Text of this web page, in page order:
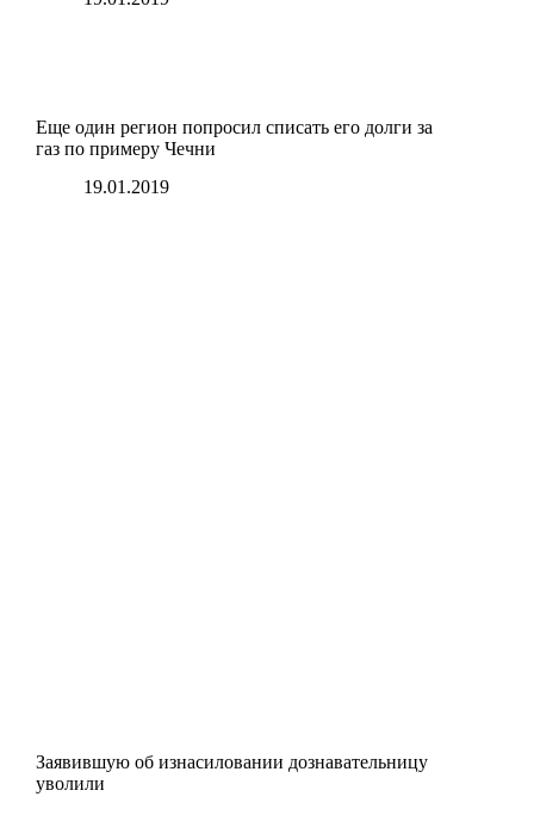
Еще один регион попросил списать его долги за
газ по примеру Чечни
19.01.2019
Заявившую об изнасиловании дознавательницу
уволили